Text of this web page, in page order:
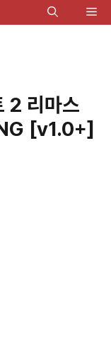
메
2 리마스
[v1.0+]